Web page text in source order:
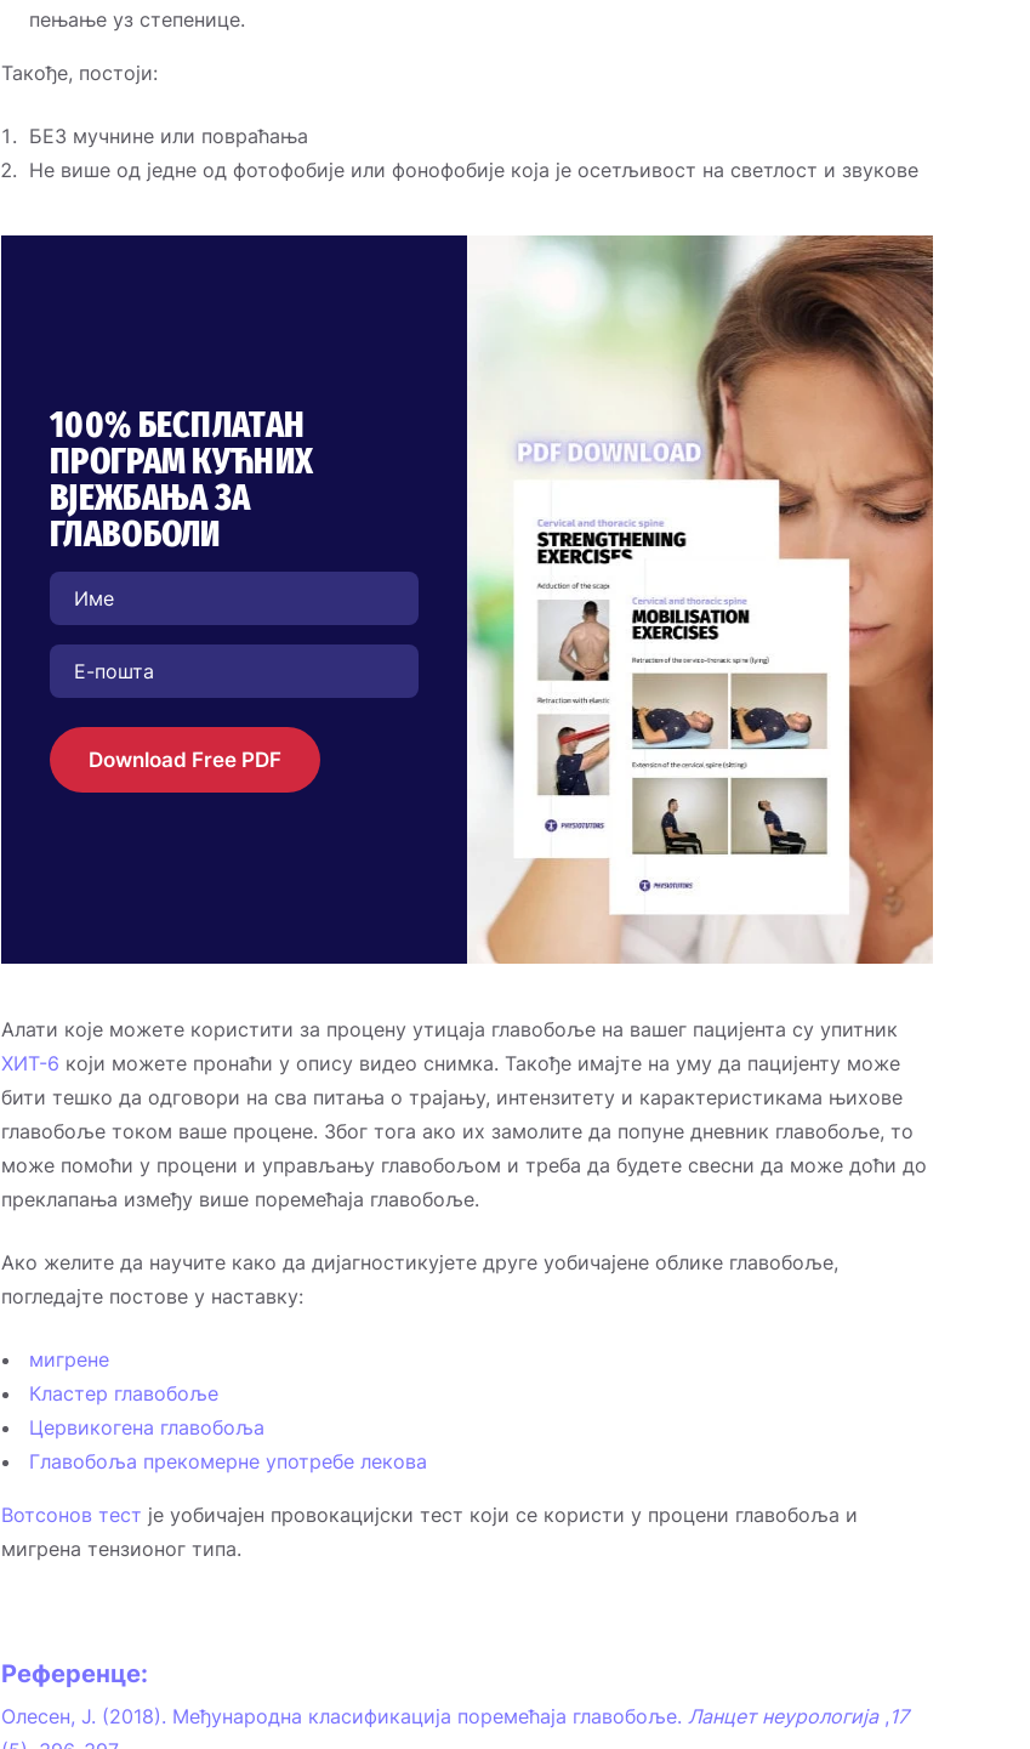
пењање уз степенице.
Такође, постоји:
БЕЗ мучнине или повраћања
Не више од једне од фотофобије или фонофобије која је осетљивост на светлост и звукове
100% БЕСПЛАТАН
ПРОГРАМ КУЋНИХ
ВЈЕЖБАЊА ЗА
ГЛАВОБОЛИ
Download Free PDF
Алати које можете користити за процену утицаја главобоље на вашег пацијента су упитник
ХИТ-6 који можете пронаћи у опису видео снимка. Такође имајте на уму да пацијенту може
бити тешко да одговори на сва питања о трајању, интензитету и карактеристикама њихове
главобоље током ваше процене. Због тога ако их замолите да попуне дневник главобоље, то
може помоћи у процени и управљању главобољом и треба да будете свесни да може доћи до
преклапања између више поремећаја главобоље.
Ако желите да научите како да дијагностикујете друге уобичајене облике главобоље,
погледајте постове у наставку:
мигрене
Кластер главобоље
Цервикогена главобоља
Главобоља прекомерне употребе лекова
Вотсонов тест је уобичајен провокацијски тест који се користи у процени главобоља и
мигрена тензионог типа.
Референце:
Олесен, Ј. (2018). Међународна класификација поремећаја главобоље. Ланцет неурологија, 17